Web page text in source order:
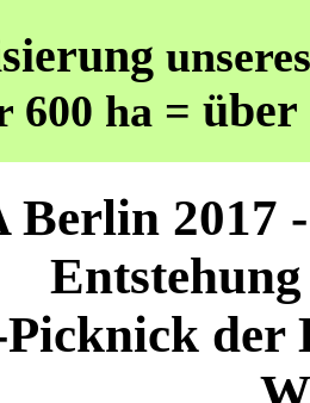
600 ha = über
Berlin 2017
Entstehung
Picknick